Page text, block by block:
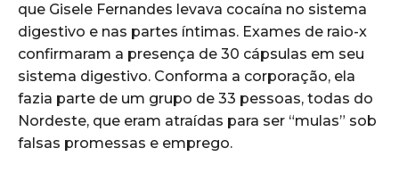
que Gisele Fernandes levava cocaína no sistema
digestivo e nas partes íntimas. Exames de raio-x
confirmaram a presença de 30 cápsulas em seu
sistema digestivo. Conforma a corporação, ela
fazia parte de um grupo de 33 pessoas, todas do
Nordeste, que eram atraídas para ser “mulas” sob
falsas promessas e emprego.